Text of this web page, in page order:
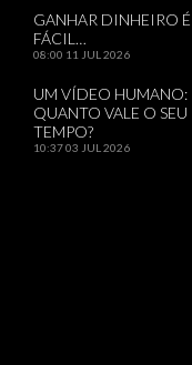
GANHAR DINHEIRO É
FÁCIL…
08:00 11 JUL 2026
UM VÍDEO HUMANO:
QUANTO VALE O SEU
TEMPO?
10:3703 JUL 2026